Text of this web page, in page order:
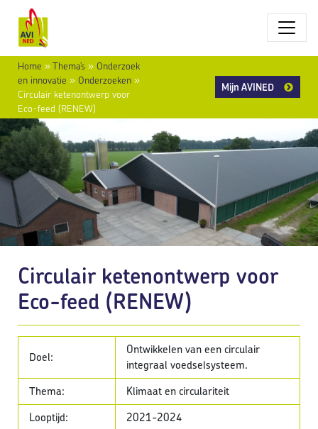
Home »Thema’s » Onderzoek
en innovatie » Onderzoeken »
Circulair ketenontwerp voor
Eco-feed (RENEW)
Mijn AVINED
Circulair ketenontwerp voor
Eco-feed (RENEW)
Doel:
Ontwikkelen van een circulair
integraal voedselsysteem.
Thema:
Klimaat en circulariteit
Looptijd:
2021-2024